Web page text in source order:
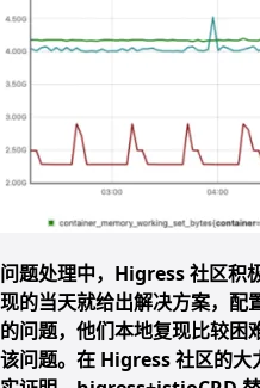
问题处理中，Higress 社区积
现的当天就给出解决方案，配
的问题，他们本地复现比较困
该问题。在 Higress 社区的大